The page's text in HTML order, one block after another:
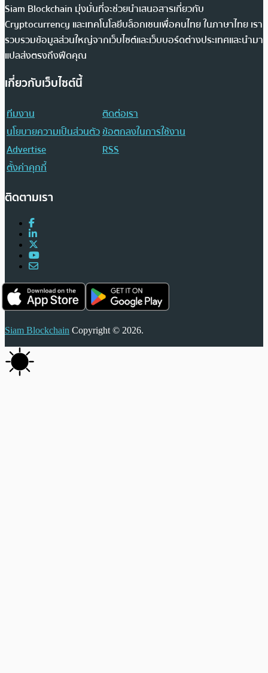
Siam Blockchain มุ่งมั่นที่จะช่วยนำเสนอสารเกี่ยวกับ
Cryptocurrency และเทคโนโลยีบล็อกเชนเพื่อคนไทย ในภาษาไทย เรา
รวบรวมข้อมูลส่วนใหญ่จากเว็บไซต์และเว็บบอร์ดต่างประเทศและนำมา
แปลส่งตรงถึงฟีดคุณ
เกี่ยวกับเว็บไซต์นี้
ทีมงาน
ติดต่อเรา
นโยบายความเป็นส่วนตัวข้อตกลงในการใช้งาน
Advertise
RSS
ตั้งค่าคุกกี้
ติดตามเรา
Siam Blockchain Copyright © 2026.